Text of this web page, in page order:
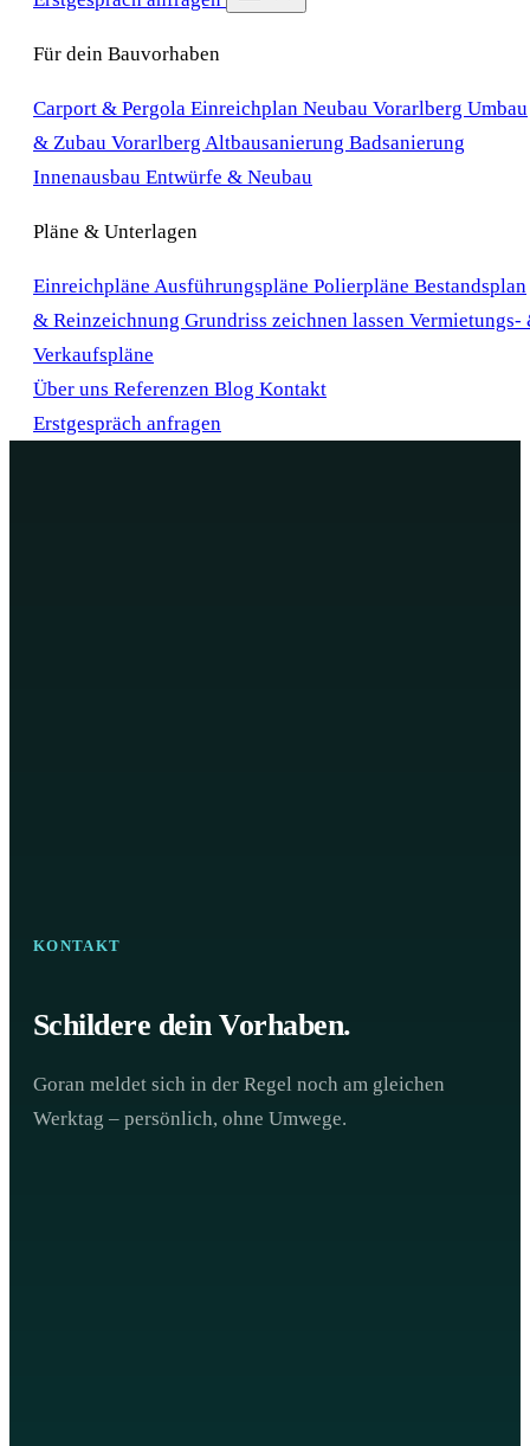
Für dein Bauvorhaben
Carport & Pergola Einreichplan Neubau Vorarlberg Umbau
& Zubau Vorarlberg Altbausanierung Badsanierung
Innenausbau Entwürfe & Neubau
Pläne & Unterlagen
Einreichpläne Ausführungspläne Polierpläne Bestandsplan
& Reinzeichnung Grundriss zeichnen lassen Vermietungs-
Verkaufspläne
Über uns Referenzen Blog Kontakt
Erstgespräch anfragen
KONTAKT
Schildere dein Vorhaben.
Goran meldet sich in der Regel noch am gleichen
Werktag – persönlich, ohne Umwege.